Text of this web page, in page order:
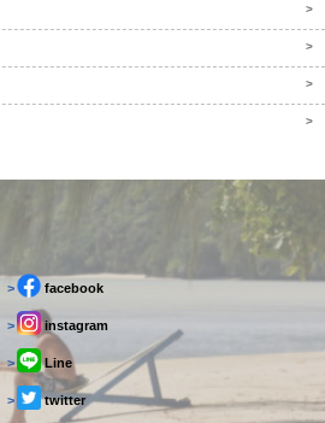
>
>
>
>
> facebook
> instagram
> Line
> twitter